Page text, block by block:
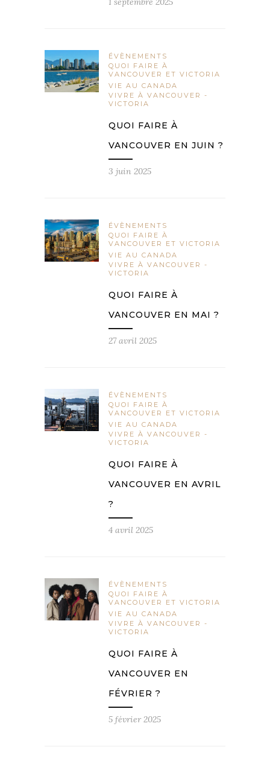
ÉVÈNEMENTS
QUOI FAIRE À
VANCOUVER ET VICTORIA
VIE AU CANADA
VIVRE À VANCOUVER -
VICTORIA
QUOI FAIRE À
VANCOUVER EN JUIN ?
3 juin 2025
ÉVÈNEMENTS
QUOI FAIRE À
VANCOUVER ET VICTORIA
VIE AU CANADA
VIVRE À VANCOUVER -
VICTORIA
QUOI FAIRE À
VANCOUVER EN MAI ?
27 avril 2025
ÉVÈNEMENTS
QUOI FAIRE À
VANCOUVER ET VICTORIA
VIE AU CANADA
VIVRE À VANCOUVER -
VICTORIA
QUOI FAIRE À
VANCOUVER EN AVRIL
?
4 avril 2025
ÉVÈNEMENTS
QUOI FAIRE À
VANCOUVER ET VICTORIA
VIE AU CANADA
VIVRE À VANCOUVER -
VICTORIA
QUOI FAIRE À
VANCOUVER EN
FÉVRIER ?
5 février 2025